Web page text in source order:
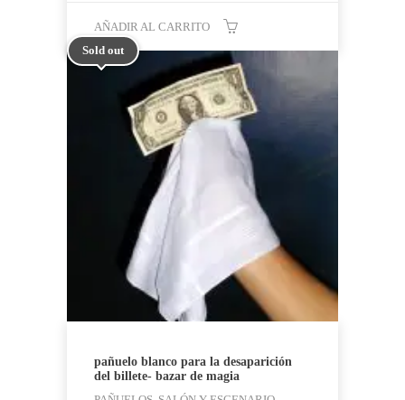
AÑADIR AL CARRITO
Sold out
pañuelo blanco para la desaparición
del billete- bazar de magia